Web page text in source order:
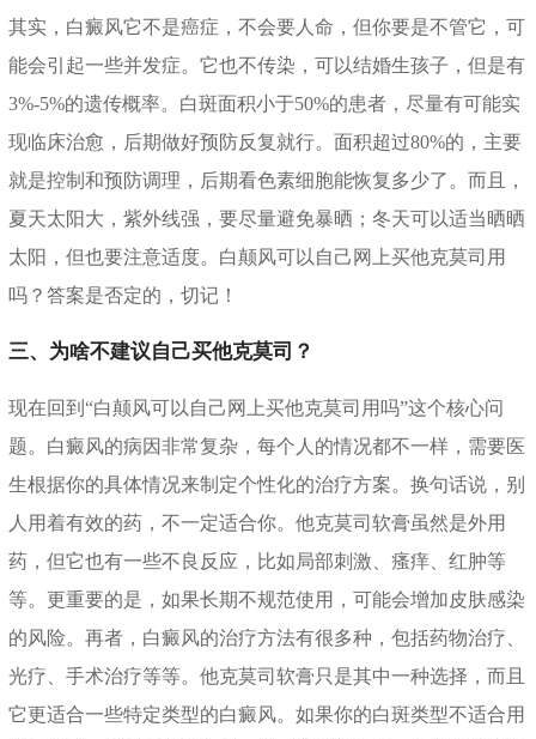
其实，白癜风它不是癌症，不会要人命，但你要是不管它，可
能会引起一些并发症。它也不传染，可以结婚生孩子，但是有
3%-5%的遗传概率。白斑面积小于50%的患者，尽量有可能实
现临床治愈，后期做好预防反复就行。面积超过80%的，主要
就是控制和预防调理，后期看色素细胞能恢复多少了。而且，
夏天太阳大，紫外线强，要尽量避免暴晒；冬天可以适当晒晒
太阳，但也要注意适度。白颠风可以自己网上买他克莫司用
吗？答案是否定的，切记！
三、为啥不建议自己买他克莫司？
现在回到“白颠风可以自己网上买他克莫司用吗”这个核心问
题。白癜风的病因非常复杂，每个人的情况都不一样，需要医
生根据你的具体情况来制定个性化的治疗方案。换句话说，别
人用着有效的药，不一定适合你。他克莫司软膏虽然是外用
药，但它也有一些不良反应，比如局部刺激、瘙痒、红肿等
等。更重要的是，如果长期不规范使用，可能会增加皮肤感染
的风险。再者，白癜风的治疗方法有很多种，包括药物治疗、
光疗、手术治疗等等。他克莫司软膏只是其中一种选择，而且
它更适合一些特定类型的白癜风。如果你的白斑类型不适合用